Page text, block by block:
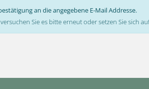
an die angegebene E-Mail Addresse.
Sie es bitte erneut oder setzen Sie sich